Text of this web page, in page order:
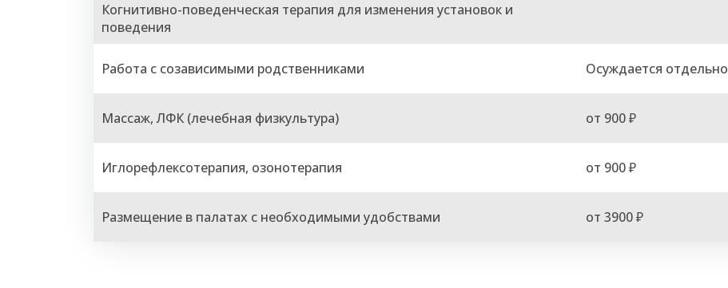
Когнитивно-поведенческая терапия для изменения установок и
поведения
Работа с созависимыми родственниками Осуждается отдельно
Массаж, ЛФК (лечебная физкультура) от 900 ₽
Иглорефлексотерапия, озонотерапия от 900 ₽
Размещение в палатах с необходимыми удобствами от 3900 ₽